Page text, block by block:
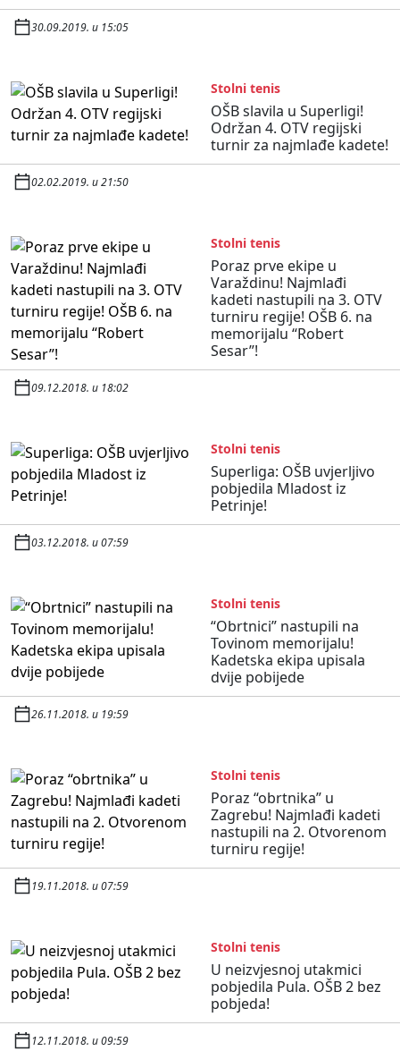
30.09.2019. u 15:05
Stolni tenis
OŠB slavila u Superligi!
Održan 4. OTV regijski
turnir za najmlađe kadete!
02.02.2019. u 21:50
Stolni tenis
Poraz prve ekipe u
Varaždinu! Najmlađi
kadeti nastupili na 3. OTV
turniru regije! OŠB 6. na
memorijalu “Robert
Sesar”!
09.12.2018. u 18:02
Stolni tenis
Superliga: OŠB uvjerljivo
pobjedila Mladost iz
Petrinje!
03.12.2018. u 07:59
Stolni tenis
“Obrtnici” nastupili na
Tovinom memorijalu!
Kadetska ekipa upisala
dvije pobijede
26.11.2018. u 19:59
Stolni tenis
Poraz “obrtnika” u
Zagrebu! Najmlađi kadeti
nastupili na 2. Otvorenom
turniru regije!
19.11.2018. u 07:59
Stolni tenis
U neizvjesnoj utakmici
pobjedila Pula. OŠB 2 bez
pobjeda!
12.11.2018. u 09:59